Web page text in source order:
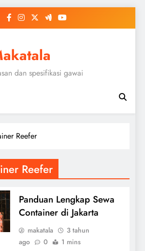
dan spesifikasi gawai
Reefer
Reefer
Panduan Lengkap Sewa
Container di Jakarta
makatala
3 tahun
ago
0 1 mins